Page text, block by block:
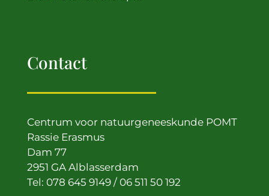
Contact
Centrum voor natuurgeneeskunde POMT
Rassie Erasmus
Dam 77
2951 GA Alblasserdam
Tel: 078 645 9149 / 06 511 50 192